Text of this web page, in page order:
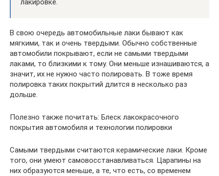
лакировке.
В свою очередь автомобильные лаки бывают как
мягкими, так и очень твердыми. Обычно собственные
автомобили покрывают, если не самыми твердыми
лаками, то близкими к тому. Они меньше изнашиваются, а
значит, их не нужно часто полировать. В тоже время
полировка таких покрытий длится в несколько раз
дольше.
Полезно также почитать: Блеск лакокрасочного
покрытия автомобиля и технологии полировки
Самыми твердыми считаются керамические лаки. Кроме
того, они умеют самовосстанавливаться. Царапины на
них образуются меньше, а те, что есть, со временем